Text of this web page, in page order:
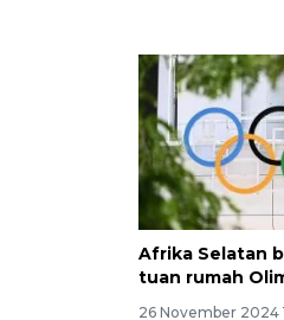
Afrika Selatan
tuan rumah
26 November 2024